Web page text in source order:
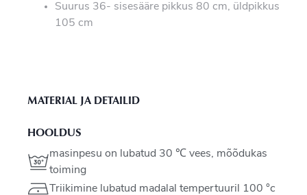
Suurus 36- sisesääre pikkus 80 cm, üldpikkus
105 cm
MATERIAL JA DETAILID
HOOLDUS
masinpesu on lubatud 30 ℃ vees, mõõdukas
toiming
Triikimine lubatud madalal tempertuuril 100 °c